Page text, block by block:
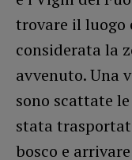
trovare il luogo
considerata la
avvenuto. Una
sono scattate
stata
bosco e